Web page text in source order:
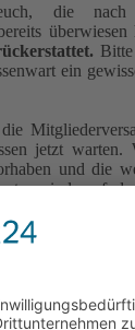
die
überwiesen
ein
jetzt
und die
sind, auf
sind uns immer
in großer
wiedersehen.